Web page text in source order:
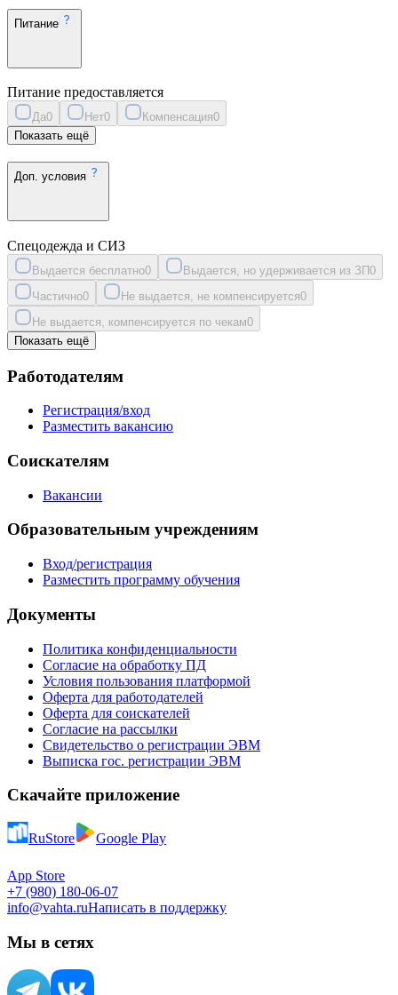
Питание
Питание предоставляется
Да0 Нет0 Компенсация0
Показать ещё
Доп. условия
Спецодежда и СИЗ
Выдается бесплатно0 Выдается, но удерживается из ЗП0
Частично0 Не выдается, не компенсируется0
Не выдается, компенсируется по чекам0
Показать ещё
Работодателям
Регистрация/вход
Разместить вакансию
Соискателям
Вакансии
Образовательным учреждениям
Вход/регистрация
Разместить программу обучения
Документы
Политика конфиденциальности
Согласие на обработку ПД
Условия пользования платформой
Оферта для работодателей
Оферта для соискателей
Согласие на рассылки
Свидетельство о регистрации ЭВМ
Выписка гос. регистрации ЭВМ
Скачайте приложение
RuStore Google Play
App Store
+7 (980) 180-06-07
info@vahta.ruНаписать в поддержку
Мы в сетях